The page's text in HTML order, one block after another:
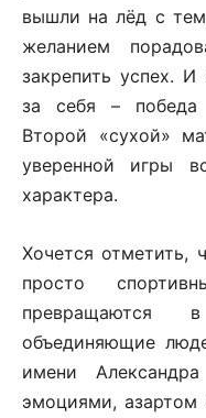
вышли на лёд с
желанием
закрепить успех. И
за себя – победа
Второй «сухой»
уверенной игры
характера.
Хочется отметить,
просто
превращаются
объединяющие
имени
эмоциями, азартом